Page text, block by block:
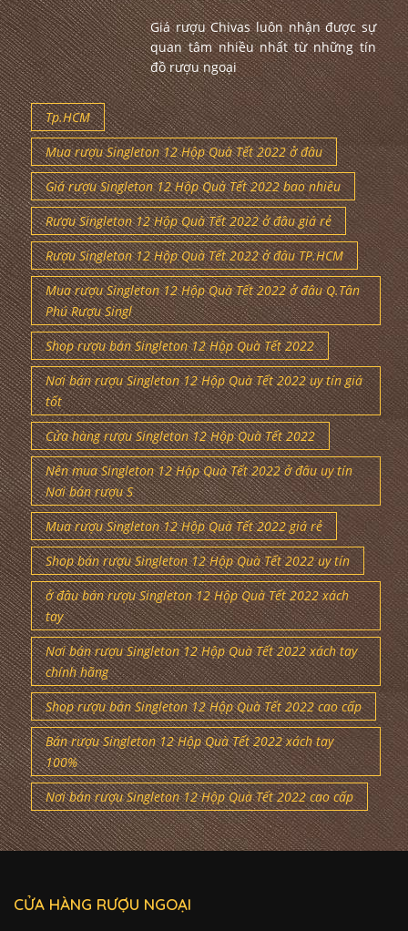
Giá rượu Chivas luôn nhận được sự
quan tâm nhiều nhất từ những tín
đồ rượu ngoại
Tp.HCM
Mua rượu Singleton 12 Hộp Quà Tết 2022 ở đâu
Giá rượu Singleton 12 Hộp Quà Tết 2022 bao nhiêu
Rượu Singleton 12 Hộp Quà Tết 2022 ở đâu giá rẻ
Rượu Singleton 12 Hộp Quà Tết 2022 ở đâu TP.HCM
Mua rượu Singleton 12 Hộp Quà Tết 2022 ở đâu Q.Tân
Phú Rượu Singl
Shop rượu bán Singleton 12 Hộp Quà Tết 2022
Nơi bán rượu Singleton 12 Hộp Quà Tết 2022 uy tín giá
tốt
Cửa hàng rượu Singleton 12 Hộp Quà Tết 2022
Nên mua Singleton 12 Hộp Quà Tết 2022 ở đâu uy tín
Nơi bán rượu S
Mua rượu Singleton 12 Hộp Quà Tết 2022 giá rẻ
Shop bán rượu Singleton 12 Hộp Quà Tết 2022 uy tín
ở đâu bán rượu Singleton 12 Hộp Quà Tết 2022 xách
tay
Nơi bán rượu Singleton 12 Hộp Quà Tết 2022 xách tay
chính hãng
Shop rượu bán Singleton 12 Hộp Quà Tết 2022 cao cấp
Bán rượu Singleton 12 Hộp Quà Tết 2022 xách tay
100%
Nơi bán rượu Singleton 12 Hộp Quà Tết 2022 cao cấp
CỬA HÀNG RƯỢU NGOẠI